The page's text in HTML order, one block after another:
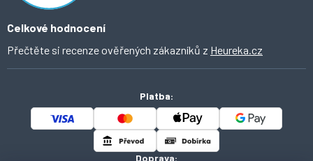
Celkové hodnocení
Přečtěte si recenze ověřených zákazníků z Heureka.cz
Platba:
Doprava: